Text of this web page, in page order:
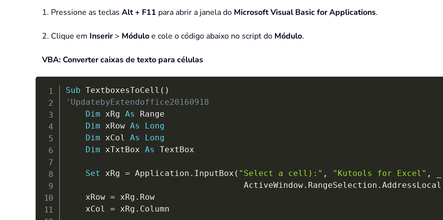
1. Pressione as teclas Alt + F11 para abrir a janela do Microsoft Visual Basic for Applications.
2. Clique em Inserir> Móduloe cole o código abaixo no script do Módulo.
VBA: Converter caixas de texto para células
Sub TextboxesToCell ( )
'UpdatebyExtendoffice20160918
Dim xRg As Range
Dim xRow As
Long
Dim xCol As
Long
Dim xTxtBox As TextBox
Set xRg = Application . InputBox ( "Select a cell):" , "Kutools for Excel" ,
                                    ActiveWindow
. RangeSelection . AddressLocal
    xRow
= xRg . Row
    xCol
= xRg . Column